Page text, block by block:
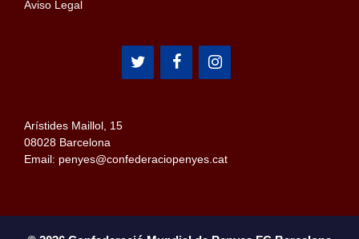
Aviso Legal
Arístides Maillol, 15
08028 Barcelona
Email: penyes@confederaciopenyes.cat